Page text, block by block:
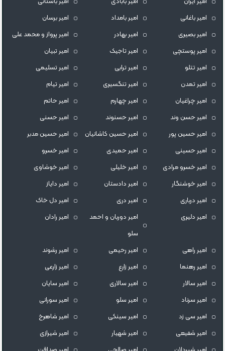
امیر باغانی
امیر بامداد
امیر برسان
امیر بصیری
امیر بهادر
امیر پرواز و محمد علی
امیر پوستچی
امیر تاجیک
امیر تبیان
امیر تتلو
امیر ترابی
امیر تسلیمی
امیر تمدن
امیر تنگسیری
امیر تیام
امیر چراغیان
امیر چهارم
امیر حاتم
امیر حسن وند
امیر حسنوند
امیر حسنی
امیر حسین پور
امیر حسین کاشانیان
امیر حسین مدبر
امیر حسینی
امیر حمیدی
امیر خسرو
امیر خسرو مرادی
امیر خلیلی
امیر خوشاوی
امیر خوشنگار
امیر دادستان
امیر دایاز
امیر درباری
امیر دری
امیر دل خاک
امیر دلیری
امیر دوربان و احمد
سلو
امیر رادان
امیر راهی امیر رحیمی
امیر رشوند
امیر رهنما
امیر زارع
امیر زارعی
امیر سالار
امیر سالاری
امیر سایان
امیر سرناد
امیر سلو
امیر سورانی
امیر سی زد
امیر سینکی
امیر شاهرخ
امیر شفیعی
امیر شهیار
امیر شیرازی